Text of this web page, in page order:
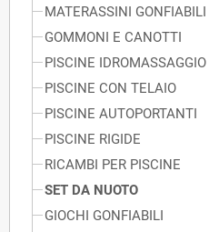
MATERASSINI GONFIABILI
GOMMONI E CANOTTI
PISCINE IDROMASSAGGIO
PISCINE CON TELAIO
PISCINE AUTOPORTANTI
PISCINE RIGIDE
RICAMBI PER PISCINE
SET DA NUOTO
GIOCHI GONFIABILI